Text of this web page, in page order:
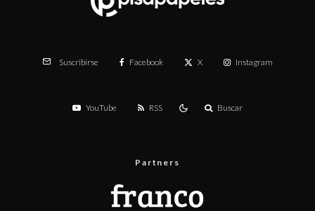
Suscribirse Facebook X Instagram
YouTube RSS Buscar
Partners